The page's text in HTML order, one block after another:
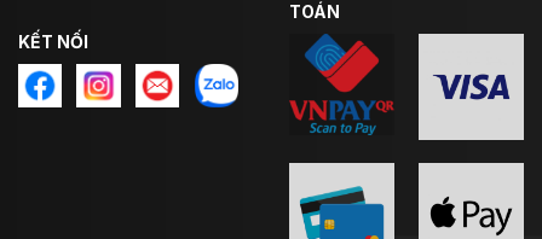
KẾT NỐI
TOÁN